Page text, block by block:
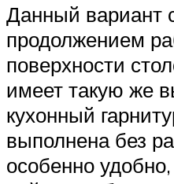
Данный вариант
продолжением
поверхности
имеет такую же
кухонный
выполнена без
особенно